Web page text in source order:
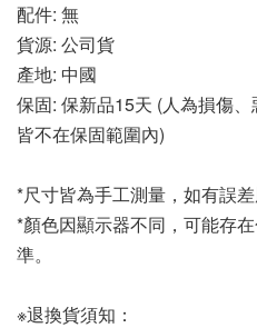
配件: 無
貨源: 公司貨
產地: 中國
保固: 保新品15天 (人為損傷
皆不在保固範圍內)
*尺寸皆為手工測量，如有誤差
*顏色因顯示器不同，可能存
準。
※退換貨須知：